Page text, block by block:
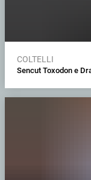
COLTELLI
Sencut Toxodon e